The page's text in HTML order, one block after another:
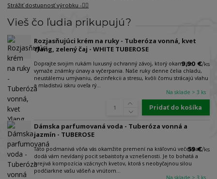
Strážiť dostupnosť výrobku -🐕‍🦺
Vieš čo ľudia prikupujú?
Rozjasňujúci krém na ruky - Tuberóza vonná, kvet
Ylang, zelený čaj - WHITE TUBEROSE
Doprajte svojim rukám luxusný ochranný závoj, ktorý okamžite
vymaže známky únavy a vyčerpania. Naše ruky denne čelia chladu,
neustálemu umývaniu, dezinfekcii a stresu, kvôli čomu strácajú vlahu
a mladistvú iskru oveľa rý...
9,90 €/ks
Na sklade > 3 ks
Pridať do košíka
Dámska parfumovaná voda - Tuberóza vonná a
jazmín - TUBEROSE
Táto podmanivá vôňa vás okamžite premení na kráľovnú večera a
dodá vám nevídaný pocit sebaistoty a vznešenosti. Je to bohatá a
hrejivá kompozícia vzácnych kvetov, ktorá s neobyčajnou silou
podčiarkne vašu vášeň a vnútorn...
59 €/ks